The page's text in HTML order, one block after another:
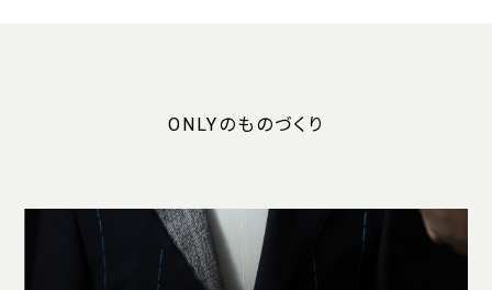
ONLYのものづくり